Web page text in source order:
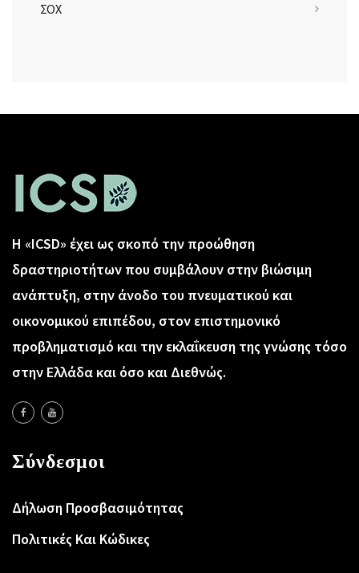
ΣΟΧ
Η «ICSD» έχει ως σκοπό την προώθηση
δραστηριοτήτων που συμβάλουν στην βιώσιμη
ανάπτυξη, στην άνοδο του πνευματικού και
οικονομικού επιπέδου, στον επιστημονικό
προβληματισμό και την εκλαΐκευση της γνώσης τόσο
στην Ελλάδα και όσο και Διεθνώς.
Σύνδεσμοι
Δήλωση Προσβασιμότητας
Πολιτικές Και Κώδικες